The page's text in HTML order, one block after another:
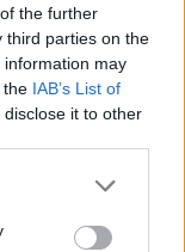
the further
third parties on the
information may
the IAB’s List of
it to other
fatto trovare
dato il massimo
centravanti.
voluto al Napoli.